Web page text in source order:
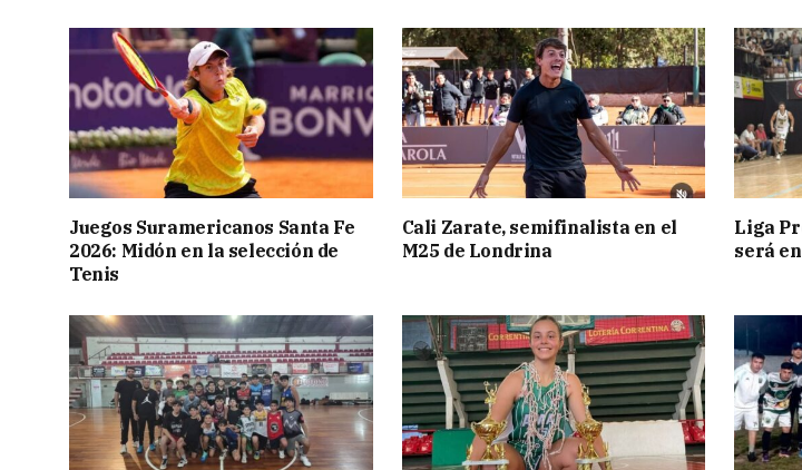
Juegos Suramericanos Santa Fe
2026: Midón en la selección de
Tenis
Cali Zarate, semifinalista en el
M25 de Londrina
Liga
será